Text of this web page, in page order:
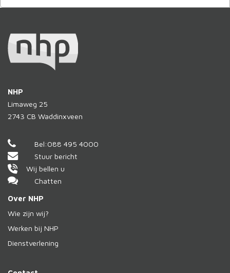
NHP
Limaweg 25
2743 CB Waddinxveen
Bel:088 495 4000
Stuur bericht
Wij bellen u
Chatten
Over NHP
Wie zijn wij?
Werken bij NHP
Dienstverlening